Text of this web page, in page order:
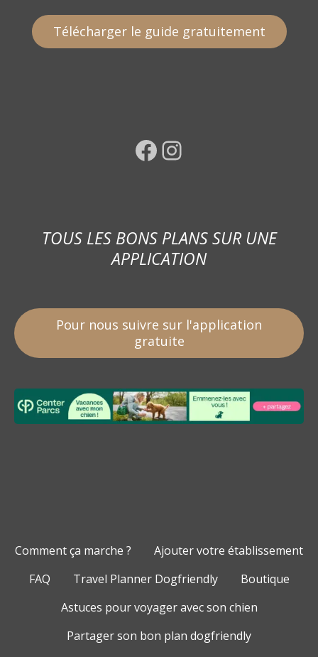
Télécharger le guide gratuitement
Facebook Instagram
TOUS LES BONS PLANS SUR UNE
APPLICATION
Pour nous suivre sur l'application
gratuite
Comment ça marche ?
Ajouter votre établissement
FAQ
Travel Planner Dogfriendly
Boutique
Astuces pour voyager avec son chien
Partager son bon plan dogfriendly